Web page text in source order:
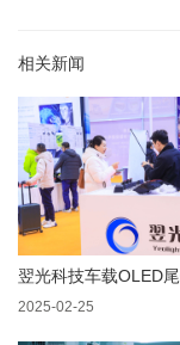
相关新闻
2025-02-25